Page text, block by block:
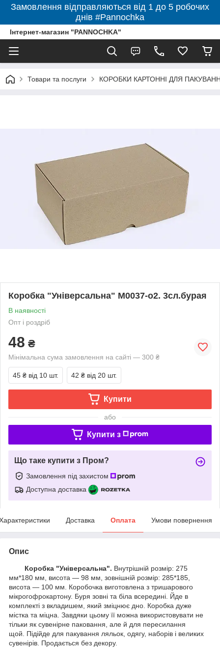
Замовлення відправляються від 1 до 5 робочих
днів #Pannochka
Інтернет-магазин "PANNOCHKA"
Товари та послуги КОРОБКИ КАРТОННІ ДЛЯ ПАКУВАННЯ
Коробка "Універсальна" М0037-о2. 3сл.бурая
В наявності
Опт і роздріб
48 ₴
Мінімальна сума замовлення на сайті — 300 ₴
45 ₴ від 10 шт. 42 ₴ від 20 шт.
Купити
або
Купити з
Що таке купити з Пром?
Замовлення під захистом
Доступна доставка
Доставка Оплата Умови повернення
Опис
Коробка "Універсальна". Внутрішній розмір: 275
мм*180 мм, висота — 98 мм, зовнішній розмір: 285*185,
висота — 100 мм. Коробочка виготовлена з тришарового
мікрогофрокартону. Буря зовні та біла всередині. Йде в
комплекті з вкладишем, який зміцнює дно. Коробка дуже
містка та міцна. Завдяки цьому її можна використовувати не
тільки як сувенірне паковання, але й для пересилання
щой. Підійде для пакування ляльок, одягу, наборів і великих
сувенірів. Продається без декору.